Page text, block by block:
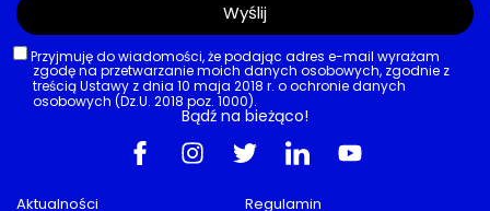
Aktualności
Regulamin
Przyjmuję do wiadomości, że podając adres e-mail wyrażam
zgodę na przetwarzanie moich danych osobowych, zgodnie z
treścią Ustawy z dnia 10 maja 2018 r. o ochronie danych
osobowych (Dz.U. 2018 poz. 1000).
Wyślij
Bądź na bieżąco!